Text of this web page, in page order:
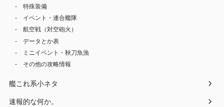
特殊装備
イベント・連合艦隊
航空戦（対空砲火）
データとか表
ミニイベント・秋刀魚漁
その他の攻略情報
艦これ系小ネタ
速報的な何か。